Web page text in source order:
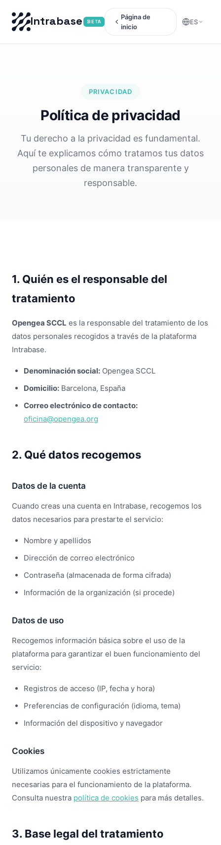
Intrabase BETA
Página de
inicio
ES
PRIVACIDAD
Política de privacidad
Tu derecho a la privacidad es fundamental.
Aquí te explicamos cómo tratamos tus datos
personales de manera transparente y
responsable.
1. Quién es el responsable del
tratamiento
Opengea SCCL es la responsable del tratamiento de los
datos personales recogidos a través de la plataforma
Intrabase.
Denominación social: Opengea SCCL
Domicilio: Barcelona, España
Correo electrónico de contacto:
oficina@opengea.org
2. Qué datos recogemos
Datos de la cuenta
Cuando creas una cuenta en Intrabase, recogemos los
datos necesarios para prestarte el servicio:
Nombre y apellidos
Dirección de correo electrónico
Contraseña (almacenada de forma cifrada)
Información de la organización (si procede)
Datos de uso
Recogemos información básica sobre el uso de la
plataforma para garantizar el buen funcionamiento del
servicio:
Registros de acceso (IP, fecha y hora)
Preferencias de configuración (idioma, tema)
Información del dispositivo y navegador
Cookies
Utilizamos únicamente cookies estrictamente
necesarias para el funcionamiento de la plataforma.
Consulta nuestra política de cookies para más detalles.
3. Base legal del tratamiento